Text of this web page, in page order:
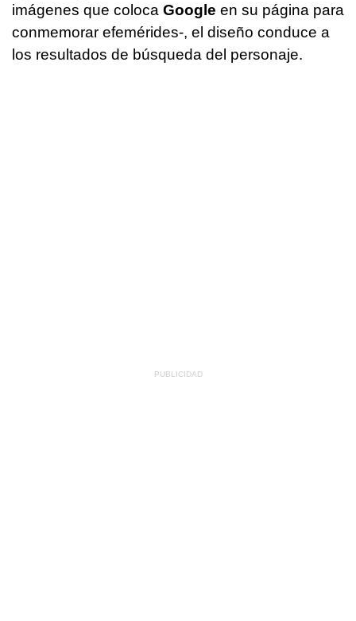
imágenes que coloca Google en su página para
conmemorar efemérides-, el diseño conduce a
los resultados de búsqueda del personaje.